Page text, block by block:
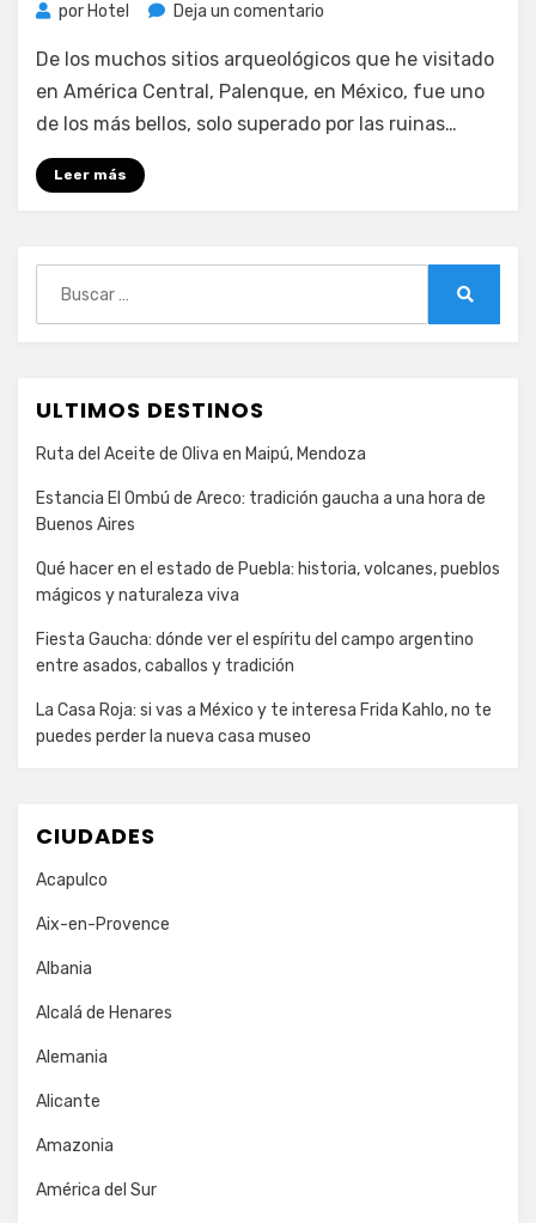
por Hotel Deja un comentario
las
ruinas
mayas
De los muchos sitios arqueológicos que he visitado
en América Central, Palenque, en México, fue uno
de los más bellos, solo superado por las ruinas…
Leer más
ULTIMOS DESTINOS
Ruta del Aceite de Oliva en Maipú, Mendoza
Estancia El Ombú de Areco: tradición gaucha a una hora de
Buenos Aires
Qué hacer en el estado de Puebla: historia, volcanes, pueblos
mágicos y naturaleza viva
Fiesta Gaucha: dónde ver el espíritu del campo argentino
entre asados, caballos y tradición
La Casa Roja: si vas a México y te interesa Frida Kahlo, no te
puedes perder la nueva casa museo
CIUDADES
Acapulco
Aix-en-Provence
Albania
Alcalá de Henares
Alemania
Alicante
Amazonia
América del Sur